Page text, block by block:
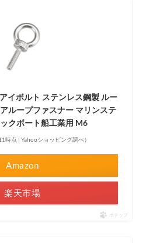
イボルト ステンレス鋼製 ルー
ループファスナー マリンステ
クボート船工業用 M6
時点 | Yahooショッピング調べ）
Amazon
楽天市場
ポチップ